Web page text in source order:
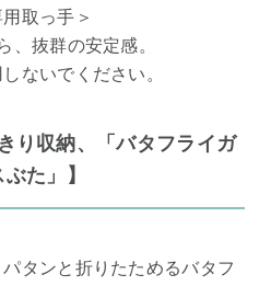
取っ手＞
、抜群の安定感。
ないでください。
り収納、「バタフライガ
た」】
タンと折りたためるバタフ